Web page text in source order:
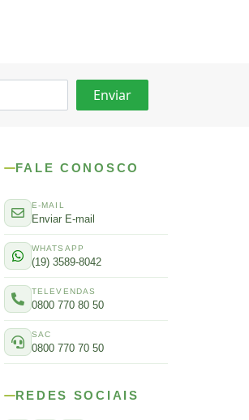
FALE CONOSCO
E-MAIL
Enviar E-mail
WHATSAPP
(19) 3589-8042
TELEVENDAS
0800 770 80 50
SAC
0800 770 70 50
REDES SOCIAIS